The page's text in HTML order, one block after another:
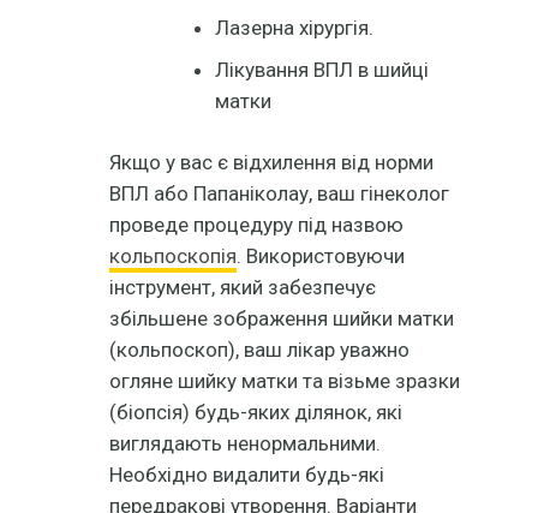
Лазерна хірургія.
Лікування ВПЛ в шийці
матки
Якщо у вас є відхилення від норми
ВПЛ або Папаніколау, ваш гінеколог
проведе процедуру під назвою
кольпоскопія. Використовуючи
інструмент, який забезпечує
збільшене зображення шийки матки
(кольпоскоп), ваш лікар уважно
огляне шийку матки та візьме зразки
(біопсія) будь-яких ділянок, які
виглядають ненормальними.
Необхідно видалити будь-які
передракові утворення. Варіанти